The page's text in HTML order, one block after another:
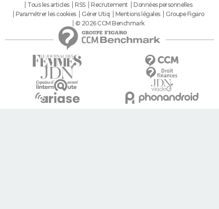
Tous les articles
RSS Recrutement
Données personnelles
Paramétrer les cookies
Gérer Utiq Mentions légales
Groupe Figaro
© 2026 CCM Benchmark